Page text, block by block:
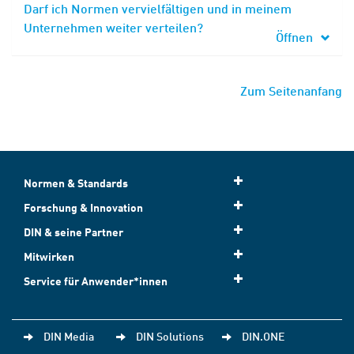
Darf ich Normen vervielfältigen und in meinem
Unternehmen weiter verteilen?
Öffnen
Zum Seitenanfang
Normen & Standards
Forschung & Innovation
DIN & seine Partner
Mitwirken
Service für Anwender*innen
DIN Media DIN Solutions DIN.ONE